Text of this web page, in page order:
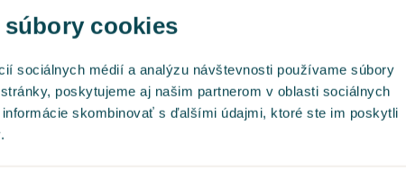
cookies
sociálnych médií a analýzu návštevnosti používame súbory
poskytujeme aj našim partnerom v oblasti sociálnych
skombinovať s ďalšími údajmi, ktoré ste im poskytli
Magisterské štúdium (Master) v odbore
organizačná a personálna psychológia -
Certifikát z Hypnózy a Autohypnózy (12
PhDr. Jiřího Zíka (2020)
Somatic Experiencing® – Introductory